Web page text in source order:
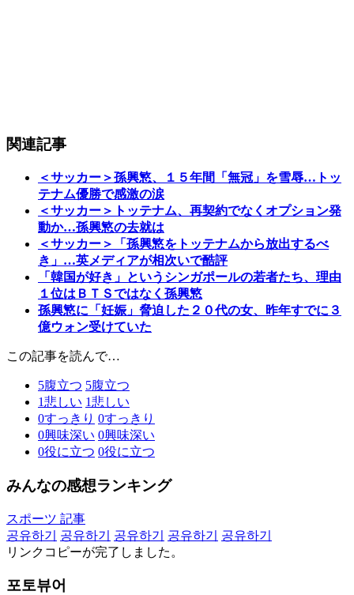
関連記事
＜サッカー＞孫興慜、１５年間「無冠」を雪辱…トッ
テナム優勝で感激の涙
＜サッカー＞トッテナム、再契約でなくオプション発
動か…孫興慜の去就は
＜サッカー＞「孫興慜をトッテナムから放出するべ
き」…英メディアが相次いで酷評
「韓国が好き」というシンガポールの若者たち、理由
１位はＢＴＳではなく孫興慜
孫興慜に「妊娠」脅迫した２０代の女、昨年すでに３
億ウォン受けていた
この記事を読んで…
5腹立つ 5腹立つ
1悲しい 1悲しい
0すっきり 0すっきり
0興味深い 0興味深い
0役に立つ 0役に立つ
みんなの感想ランキング
スポーツ 記事
공유하기
공유하기 공유하기 공유하기
공유하기
リンクコピーが完了しました。
포토뷰어